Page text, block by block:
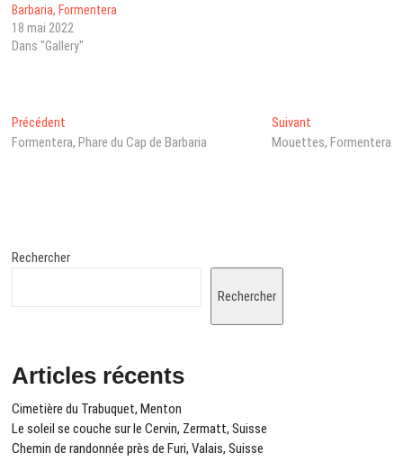
Barbaria, Formentera
18 mai 2022
Dans "Gallery"
Navigation
de
Précédent
précédent
Formentera, Phare du Cap de Barbaria
SuivantNext
post:
Mouettes, Formentera
Rechercher
Rechercher
Articles récents
Cimetière du Trabuquet, Menton
Le soleil se couche sur le Cervin, Zermatt, Suisse
Chemin de randonnée près de Furi, Valais, Suisse